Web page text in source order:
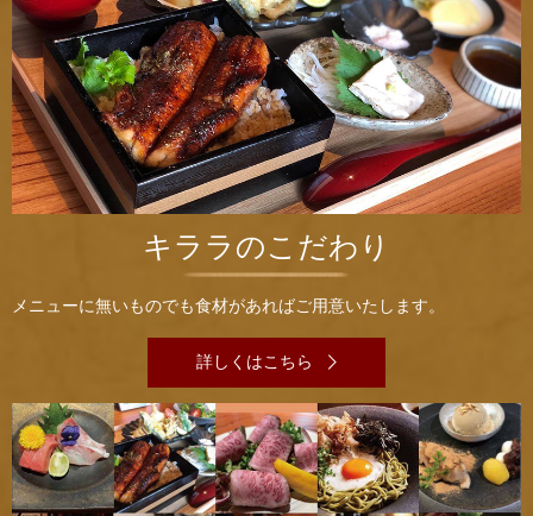
キララのこだわり
メニューに無いものでも食材があればご用意いたします。
詳しくはこちら